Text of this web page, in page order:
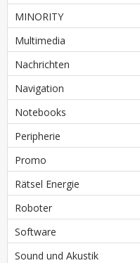
MINORITY
Multimedia
Nachrichten
Navigation
Notebooks
Peripherie
Promo
Rätsel Energie
Roboter
Software
Sound und Akustik